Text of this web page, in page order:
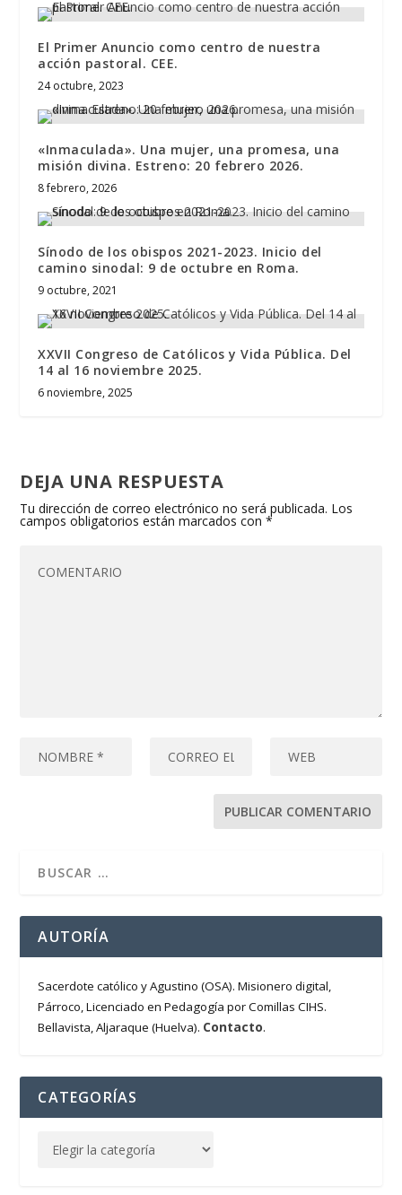
El Primer Anuncio como centro de nuestra
acción pastoral. CEE.
24 octubre, 2023
«Inmaculada». Una mujer, una promesa, una
misión divina. Estreno: 20 febrero 2026.
8 febrero, 2026
Sínodo de los obispos 2021-2023. Inicio del
camino sinodal: 9 de octubre en Roma.
9 octubre, 2021
XXVII Congreso de Católicos y Vida Pública. Del
14 al 16 noviembre 2025.
6 noviembre, 2025
DEJA UNA RESPUESTA
Tu dirección de correo electrónico no será publicada. Los
campos obligatorios están marcados con*
AUTORÍA
Sacerdote católico y Agustino (OSA). Misionero digital,
Párroco, Licenciado en Pedagogía por Comillas CIHS.
Bellavista, Aljaraque (Huelva). Contacto.
CATEGORÍAS